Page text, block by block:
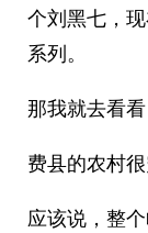
个刘黑七，
系列。
那我就去看
费县的农村很
应该说，整